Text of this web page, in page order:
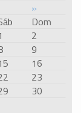
»
Dom
2
9
16
23
30